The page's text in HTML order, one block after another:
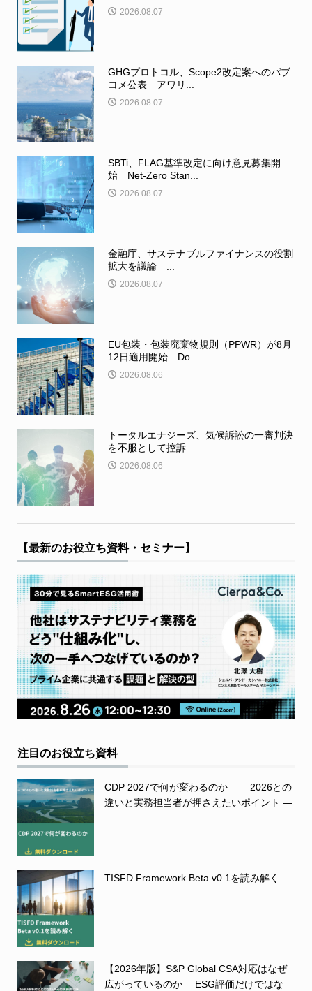
2026.08.07
GHGプロトコル、Scope2改定案へのパブ
コメ公表 アワリ...
2026.08.07
SBTi、FLAG基準改定に向け意見募集開
始 Net-Zero Stan...
2026.08.07
金融庁、サステナブルファイナンスの役割
拡大を議論 ...
2026.08.07
EU包装・包装廃棄物規則（PPWR）が8月
12日適用開始 Do...
2026.08.06
トータルエナジーズ、気候訴訟の一審判決
を不服として控訴
2026.08.06
【最新のお役立ち資料・セミナー】
注目のお役立ち資料
CDP 2027で何が変わるのか ― 2026との
違いと実務担当者が押さえたいポイント ―
TISFD Framework Beta v0.1を読み解く
【2026年版】S&P Global CSA対応はなぜ
広がっているのか― ESG評価だけではな